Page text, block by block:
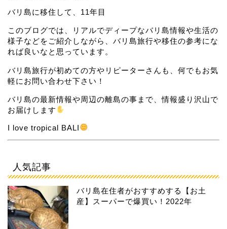
バリ島に移住して、11年目
このブログでは、リアルでディープなバリ島情報や生活の
様子などをご紹介しながら、バリ島旅行や移住の参考にな
れば良いなと思っています。
バリ島旅行が初めての方やリピーターさんも、何でもお気
軽にお問い合わせ下さい！
バリ島の最新情報や周辺の離島の事まで、情報盛り沢山で
お届けします
I love tropical BALI
人気記事
バリ島在住者がおすすめする【お土
産】スーパーで爆買い！2022年